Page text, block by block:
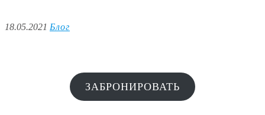
18.05.2021 Блог
ЗАБРОНИРОВАТЬ